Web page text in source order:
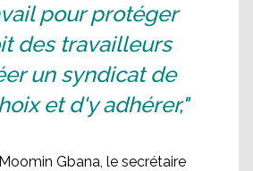
pour protéger
des travailleurs
un syndicat de
et d'y adhérer,"
Gbana, le secrétaire